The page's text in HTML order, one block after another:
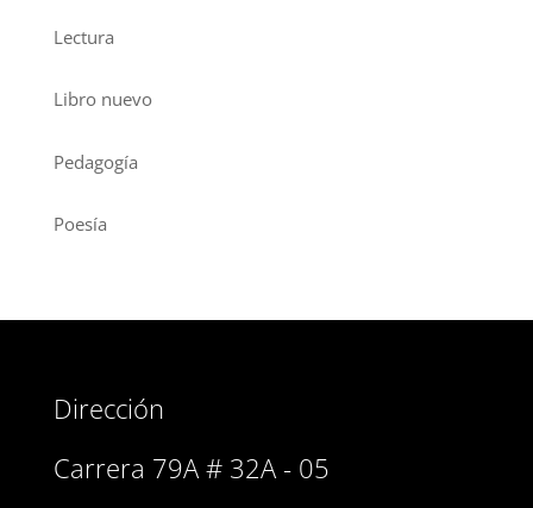
Lectura
Libro nuevo
Pedagogía
Poesía
Dirección
Carrera 79A # 32A - 05